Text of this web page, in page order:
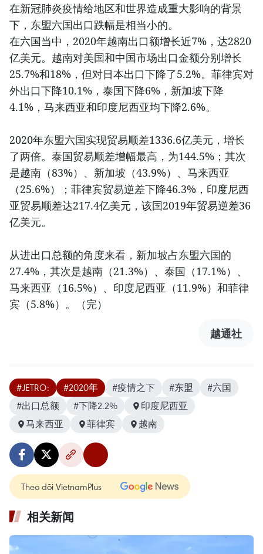
在新冠肺炎疫情给地区和世界造成重大影响的背景
下，东盟六国出口跌幅是相当小的。
在六国当中，2020年越南出口额增长近7%，达2820
亿美元。越南对美国和中国市场出口金额分别增长
25.7%和18%，但对日本出口下降了5.2%。菲律宾对
外出口下降10.1%，泰国下降6%，新加坡下降
4.1%，马来西亚和印度尼西亚均下降2.6%。
2020年东盟六国实现贸易顺差1336.6亿美元，增长
了两倍。泰国贸易顺差增幅最高，为144.5%；其次
是越南（83%）、新加坡（43.9%）、马来西亚
（25.6%）；菲律宾贸易逆差下降46.3%，印度尼西
亚贸易顺差达217.4亿美元，该国2019年贸易逆差36
亿美元。
从进出口总额的角度来看，新加坡占东盟六国的
27.4%，其次是越南（21.3%）、泰国（17.1%）、
马来西亚（16.5%）、印度尼西亚（11.9%）和菲律
宾（5.8%）。（完）
越通社
#JETRO: #2020年 #疫情之下 #东盟
#六国
#出口总额
#下降2.2%
印度尼西亚
马来西亚
菲律宾 越南
Theo dõi VietnamPlus
相关新闻